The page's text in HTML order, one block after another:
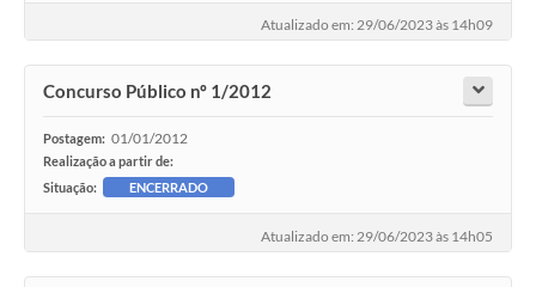
Atualizado em: 29/06/2023 às 14h09
Concurso Público nº 1/2012
Postagem: 01/01/2012
Realização a partir de:
Situação:
ENCERRADO
Atualizado em: 29/06/2023 às 14h05